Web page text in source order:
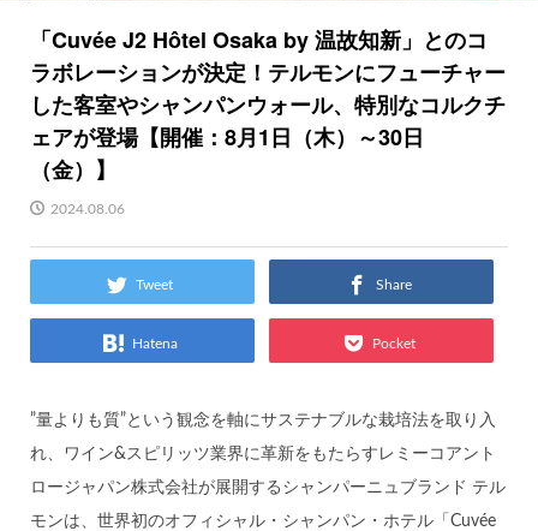
「Cuvée J2 Hôtel Osaka by 温故知新」とのコ
ラボレーションが決定！テルモンにフューチャー
した客室やシャンパンウォール、特別なコルクチ
ェアが登場【開催：8月1日（木）～30日
（金）】
2024.08.06
Tweet Share
Hatena Pocket
”量よりも質”という観念を軸にサステナブルな栽培法を取り入
れ、ワイン&スピリッツ業界に革新をもたらすレミーコアント
ロージャパン株式会社が展開するシャンパーニュブランド テル
モンは、世界初のオフィシャル・シャンパン・ホテル「Cuvée